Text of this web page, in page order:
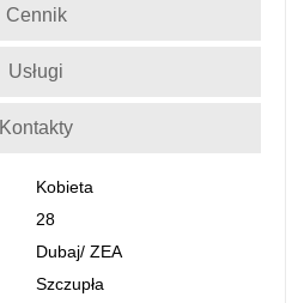
Cennik
Usługi
Kontakty
Kobieta
28
Dubaj/ ZEA
Szczupła